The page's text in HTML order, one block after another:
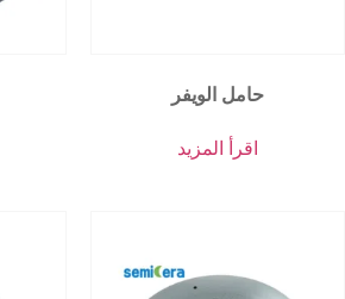
حامل الويفر
اقرأ المزيد